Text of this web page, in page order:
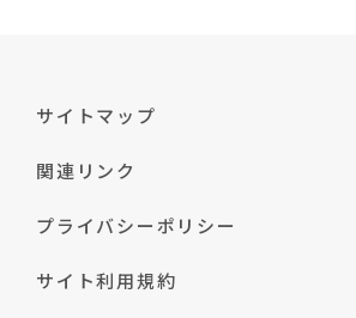
サイトマップ
関連リンク
プライバシーポリシー
サイト利用規約